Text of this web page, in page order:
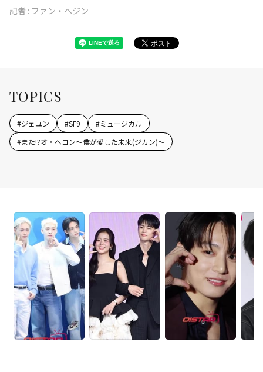
記者 : ファン・ヘジン
TOPICS
#ジェユン #SF9 #ミュージカル
#また!?オ・ヘヨン～僕が愛した未来(ジカン)～